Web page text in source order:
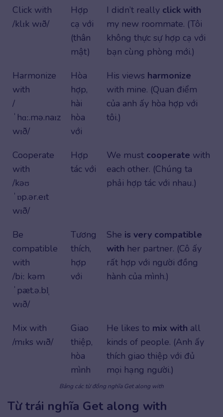
Click with
/klɪk wɪð/
Hợp
cạ với
(thân
mật)
I didn’t really click with
my new roommate. (Tôi
không thực sự hợp cạ với
bạn cùng phòng mới.)
Harmonize
with
/
ˈhɑː.mə.naɪz
wɪð/
Hòa
hợp,
hài
hòa
với
His views harmonize
with mine. (Quan điểm
của anh ấy hòa hợp với
tôi.)
Cooperate
with
/kəʊ
ˈɒp.ər.eɪt
wɪð/
Hợp
tác với
We must cooperate with
each other. (Chúng ta
phải hợp tác với nhau.)
Be
compatible
with
/biː kəm
ˈpæt.ə.bl̩
wɪð/
Tương
thích,
hợp
với
She is very compatible
with her partner. (Cô ấy
rất hợp với người đồng
hành của mình.)
Mix with
/mɪks wɪð/
Giao
thiệp,
hòa
mình
He likes to mix with all
kinds of people. (Anh ấy
thích giao thiệp với đủ
mọi hạng người.)
Bảng các từ đồng nghĩa Get along with
Từ trái nghĩa Get along with